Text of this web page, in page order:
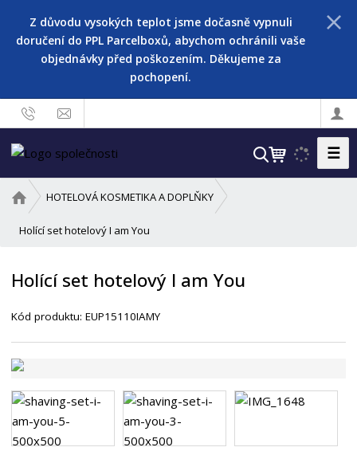
Z důvodu vysokých teplot jsme dočasně vypnuli
doručení do PPL Parcelboxů, abychom ochránili vaše
objednávky před poškozením. Děkujeme za
pochopení.
V
☰
v
o
í
t
a
HOTELOVÁ KOSMETIKA A DOPLŇKY
Holící set hotelový I am You
Holící set hotelový I am You
Kód produktu:EUP15110IAMY